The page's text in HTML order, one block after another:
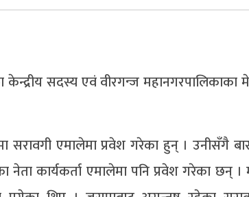
केन्द्रीय सदस्य एवं वीरगन्ज
सरावगी एमालेमा प्रवेश गरेका हुन् । उनीसँगै
नेता कार्यकर्ता एमालेमा पनि प्रवेश गरेका छन् ।